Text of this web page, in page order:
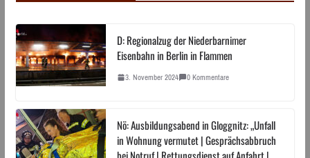
D: Regionalzug der Niederbarnimer
Eisenbahn in Berlin in Flammen
3. November 2024 0 Kommentare
Nö: Ausbildungsabend in Gloggnitz: „Unfall
in Wohnung vermutet | Gesprächsabbruch
bei Notruf | Rettungsdienst auf Anfahrt |